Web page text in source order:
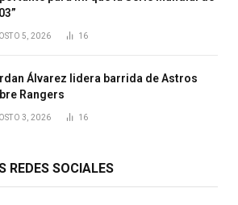
5, 2026 16
Álvarez lidera barrida de Astros
Rangers
3, 2026 16
REDES SOCIALES